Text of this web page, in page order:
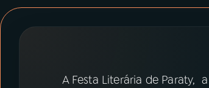
PRÊMIO RÁDIO MEC
A Festa Literária de Paraty,